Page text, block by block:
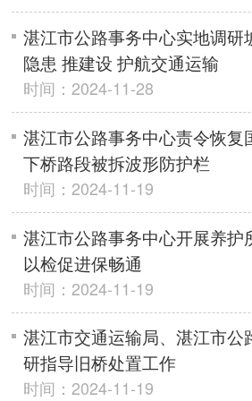
湛江市公路事务中心实地调研
隐患 推建设 护航交通运输
时间：2024-11-28
湛江市公路事务中心责令恢复
下桥路段被拆波形防护栏
时间：2024-11-19
湛江市公路事务中心开展养护
以检促进保畅通
时间：2024-11-19
湛江市交通运输局、湛江市公
研指导旧桥处置工作
时间：2024-11-19